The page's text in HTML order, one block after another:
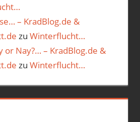
– KradBlog.de &
zu Winterflucht…
or Nay?… – KradBlog.de &
zu Winterflucht…